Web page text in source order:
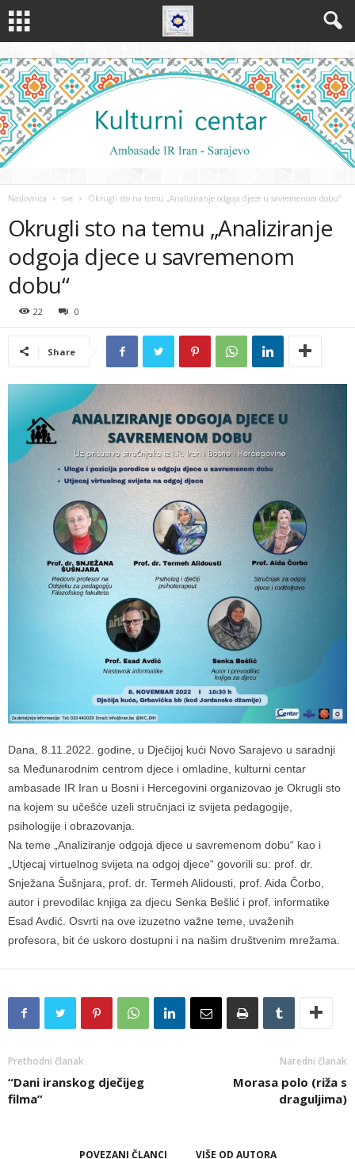
Naslovnica sve Okrugli sto na temu „Analiziranje odgoja djece u savremenom dobu“
Okrugli sto na temu „Analiziranje
odgoja djece u savremenom
dobu“
22 0
Share
Dana, 8.11.2022. godine, u Dječijoj kući Novo Sarajevo u saradnji
sa Međunarodnim centrom djece i omladine, kulturni centar
ambasade IR Iran u Bosni i Hercegovini organizovao je Okrugli sto
na kojem su učešće uzeli stručnjaci iz svijeta pedagogije,
psihologije i obrazovanja.
Na teme „Analiziranje odgoja djece u savremenom dobu“ kao i
„Utjecaj virtuelnog svijeta na odgoj djece“ govorili su: prof. dr.
Snježana Šušnjara, prof. dr. Termeh Alidousti, prof. Aida Čorbo,
autor i prevodilac knjiga za djecu Senka Bešlić i prof. informatike
Esad Avdić. Osvrti na ove izuzetno važne teme, uvaženih
profesora, bit će uskoro dostupni i na našim društvenim mrežama.
Prethodni članak
“Dani iranskog dječijeg
filma”
Naredni članak
Morasa polo (riža s
draguljima)
POVEZANI ČLANCI VIŠE OD AUTORA